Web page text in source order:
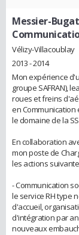
Messier-
Vélizy-Villacoublay
2013 - 2014
Mon expérience
groupe SAFRAN),
roues et freins
en
le domaine de la
En collaboration
mon poste de
les actions
- Communication
le service RH type
d'accueil,
d'intégration par
nouveaux